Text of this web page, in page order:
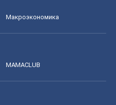
Mакроэкономика
MAMACLUB